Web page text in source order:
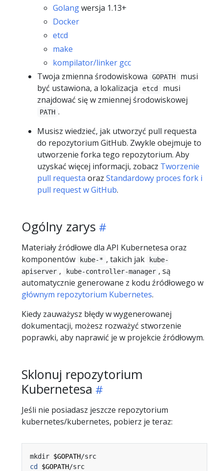
Golangwersja 1.13+
Docker
etcd
make
kompilator/linker gcc
Twoja zmienna środowiskowa
GOPATH
musi
być ustawiona, a lokalizacja
etcd
musi
znajdować się w zmiennej środowiskowej
PATH .
Musisz wiedzieć, jak utworzyć pull requesta
do repozytorium GitHub. Zwykle obejmuje to
utworzenie forka tego repozytorium. Aby
uzyskać więcej informacji, zobacz Tworzenie
pull requesta oraz Standardowy proces fork i
pull request w GitHub.
Ogólny zarys
Materiały źródłowe dla API Kubernetesa oraz
komponentów
kube-* , takich jak
kube-
apiserver , kube-controller-manager , są
automatycznie generowane z kodu źródłowego w
głównym repozytorium Kubernetes.
Kiedy zauważysz błędy w wygenerowanej
dokumentacji, możesz rozważyć stworzenie
poprawki, aby naprawić je w projekcie źródłowym.
Sklonuj repozytorium
Kubernetesa
Jeśli nie posiadasz jeszcze repozytorium
kubernetes/kubernetes, pobierz je teraz:
mkdir $GOPATH
cd
$GOPATH